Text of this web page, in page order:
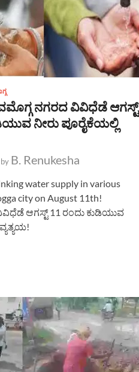
ನಗರದ ವಿವಿಧೆಡೆ ಆಗಸ್ಟ್
ನೀರು ಪೂರೈಕೆಯಲ್ಲಿ
by B. Renukesha
water supply in various
city on August 11th!
ಆಗಸ್ಟ್ 11 ರಂದು ಕುಡಿಯುವ